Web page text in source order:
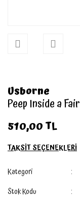
Usborne
Peep Inside a
510,00 TL
TAKSİT SEÇENEKLERİ
Kategori
Stok Kodu